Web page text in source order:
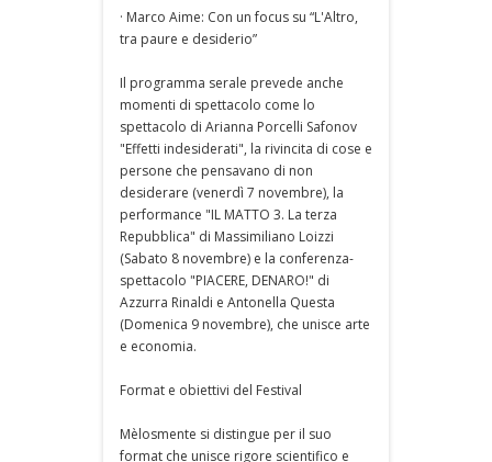
· Marco Aime: Con un focus su “L'Altro,
tra paure e desiderio”
Il programma serale prevede anche
momenti di spettacolo come lo
spettacolo di Arianna Porcelli Safonov
"Effetti indesiderati", la rivincita di cose e
persone che pensavano di non
desiderare (venerdì 7 novembre), la
performance "IL MATTO 3. La terza
Repubblica" di Massimiliano Loizzi
(Sabato 8 novembre) e la conferenza-
spettacolo "PIACERE, DENARO!" di
Azzurra Rinaldi e Antonella Questa
(Domenica 9 novembre), che unisce arte
e economia.
Format e obiettivi del Festival
Mèlosmente si distingue per il suo
format che unisce rigore scientifico e